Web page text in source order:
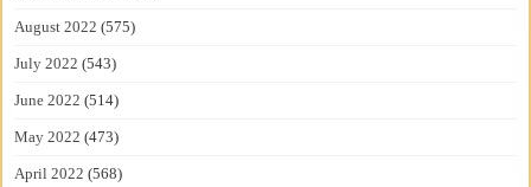
August 2022 (575)
July 2022 (543)
June 2022 (514)
May 2022 (473)
April 2022 (568)